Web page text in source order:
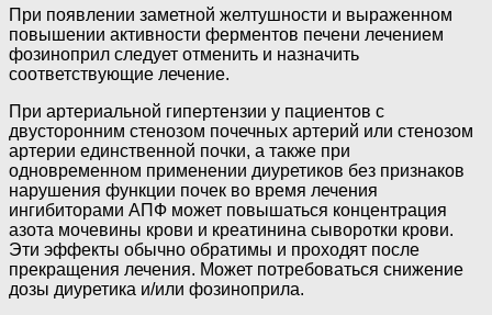
При появлении заметной желтушности и выраженном
повышении активности ферментов печени лечением
фозиноприл следует отменить и назначить
соответствующие лечение.
При артериальной гипертензии у пациентов с
двусторонним стенозом почечных артерий или стенозом
артерии единственной почки, а также при
одновременном применении диуретиков без признаков
нарушения функции почек во время лечения
ингибиторами АПФ может повышаться концентрация
азота мочевины крови и креатинина сыворотки крови.
Эти эффекты обычно обратимы и проходят после
прекращения лечения. Может потребоваться снижение
дозы диуретика и/или фозиноприла.